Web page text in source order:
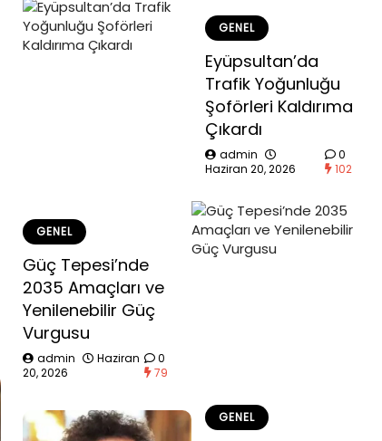
GENEL
Eyüpsultan’da
Trafik Yoğunluğu
Şoförleri Kaldırıma
Çıkardı
admin
Haziran 20, 2026
0
102
GENEL
Güç Tepesi’nde
2035 Amaçları ve
Yenilenebilir Güç
Vurgusu
admin
Haziran
20, 2026
0
79
GENEL